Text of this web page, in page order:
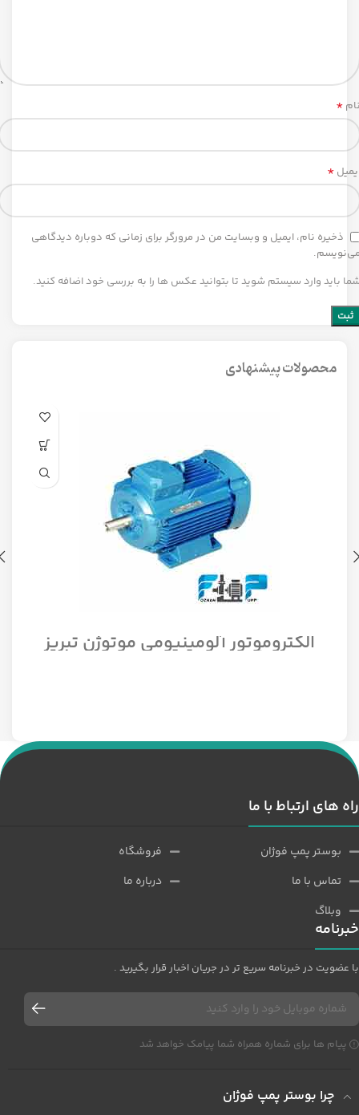
*
*
ذخیره نام، ایمیل و وبسایت من در مرورگر برای زمانی که دوباره دیدگاهی
باید وارد سیستم شوید تا بتوانید عکس ها را به بررسی خود اضافه کنید.
محصولات پیشنهادی
الکتروموتور آلومینیومی موتوژن تبریز
سه فاز مدل 1/12 اسب 1500 دور
راه های ارتباط با ما
بوستر پمپ فوژان
تماس با ما
وبلاگ
فروشگاه
درباره ما
خبرنامه
با عضویت در خبرنامه سریع تر در جریان اخبار قرار بگیرید .
پیام ها برای شماره همراه شما پیامک خواهد شد
چرا بوستر پمپ فوژان